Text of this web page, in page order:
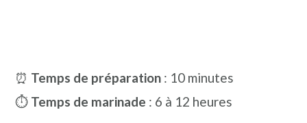
⏰ Temps de préparation : 10 minutes
⏱️ Temps de marinade : 6 à 12 heures